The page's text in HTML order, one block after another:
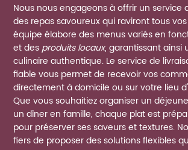
Nous nous engageons à offrir un service
des repas savoureux qui raviront tous
équipe élabore des menus variés en
et desproduits locaux, garantissant ainsi
culinaire authentique. Le service de
fiable vous permet de recevoir vos
directement à domicile ou sur votre lieu
Que vous souhaitiez organiser un
un dîner en famille, chaque plat est
pour préserver ses saveurs et textures.
fiers de proposer des solutions flexibles